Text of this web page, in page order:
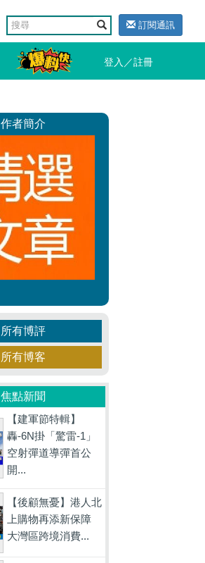
訂閱通訊
登入／註冊
作者簡介
所有博評
所有博客
焦點新聞
【建軍節特輯】
轟-6N掛「驚雷-1」
空射彈道導彈首公
開...
【後顧無憂】港人北
上購物再添新保障
大灣區跨境消費...